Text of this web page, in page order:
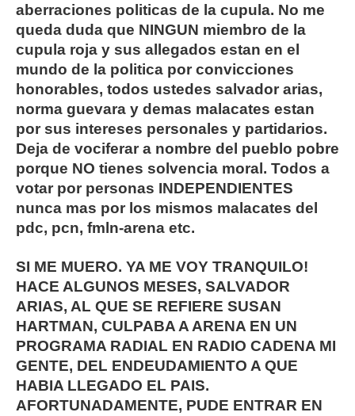
aberraciones politicas de la cupula. No me
queda duda que NINGUN miembro de la
cupula roja y sus allegados estan en el
mundo de la politica por convicciones
honorables, todos ustedes salvador arias,
norma guevara y demas malacates estan
por sus intereses personales y partidarios.
Deja de vociferar a nombre del pueblo pobre
porque NO tienes solvencia moral. Todos a
votar por personas INDEPENDIENTES
nunca mas por los mismos malacates del
pdc, pcn, fmln-arena etc.
SI ME MUERO. YA ME VOY TRANQUILO!
HACE ALGUNOS MESES, SALVADOR
ARIAS, AL QUE SE REFIERE SUSAN
HARTMAN, CULPABA A ARENA EN UN
PROGRAMA RADIAL EN RADIO CADENA MI
GENTE, DEL ENDEUDAMIENTO A QUE
HABIA LLEGADO EL PAIS.
AFORTUNADAMENTE, PUDE ENTRAR EN